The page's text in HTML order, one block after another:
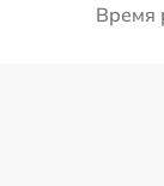
Время